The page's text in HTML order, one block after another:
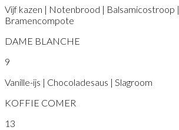
Vijf kazen | Notenbrood | Balsamicostroop |
Bramencompote
DAME BLANCHE
9
Vanille-ijs | Chocoladesaus | Slagroom
KOFFIE COMER
13